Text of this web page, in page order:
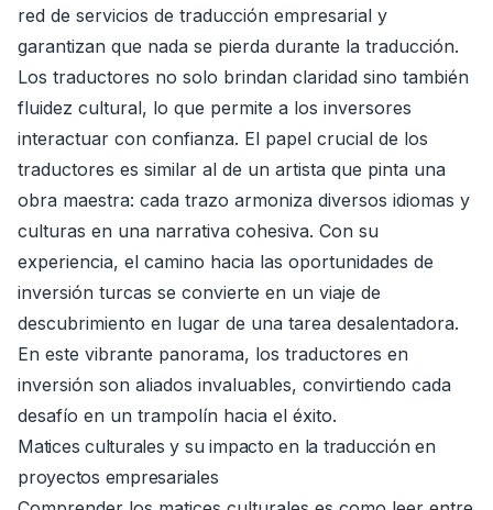
red de servicios de traducción empresarial y
garantizan que nada se pierda durante la traducción.
Los traductores no solo brindan claridad sino también
fluidez cultural, lo que permite a los inversores
interactuar con confianza. El papel crucial de los
traductores es similar al de un artista que pinta una
obra maestra: cada trazo armoniza diversos idiomas y
culturas en una narrativa cohesiva. Con su
experiencia, el camino hacia las oportunidades de
inversión turcas se convierte en un viaje de
descubrimiento en lugar de una tarea desalentadora.
En este vibrante panorama, los traductores en
inversión son aliados invaluables, convirtiendo cada
desafío en un trampolín hacia el éxito.
Matices culturales y su impacto en la traducción en
proyectos empresariales